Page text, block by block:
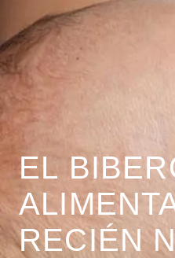
EL
RECIÉN